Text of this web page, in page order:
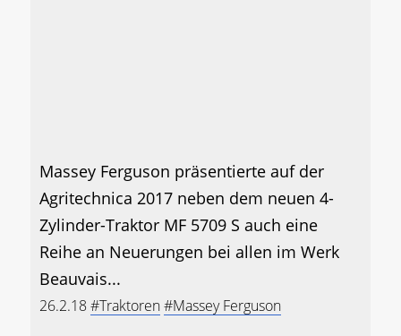
Massey Ferguson präsentierte auf der
Agritechnica 2017 neben dem neuen 4-
Zylinder-Traktor MF 5709 S auch eine
Reihe an Neuerungen bei allen im Werk
Beauvais...
26.2.18#Traktoren#Massey Ferguson